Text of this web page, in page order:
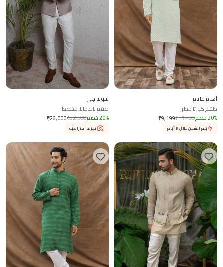
آهام فايام
طقم كورتا مطرز
₹9,199₹11,499 20% خصم
يتم الشحن خلال 8 أيام
سونيا جي
طقم باندجالا مخطط
₹26,000₹32,500 20% خصم
تجربة افتراضية